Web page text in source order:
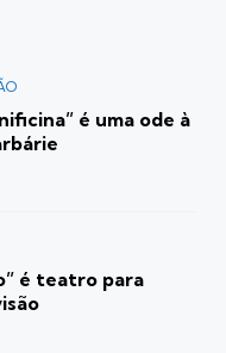
é uma ode à
é teatro para